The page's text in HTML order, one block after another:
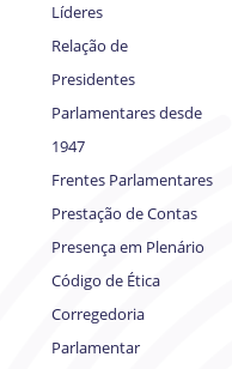
Líderes
Relação de
Presidentes
Parlamentares desde
1947
Frentes Parlamentares
Prestação de Contas
Presença em Plenário
Código de Ética
Corregedoria
Parlamentar